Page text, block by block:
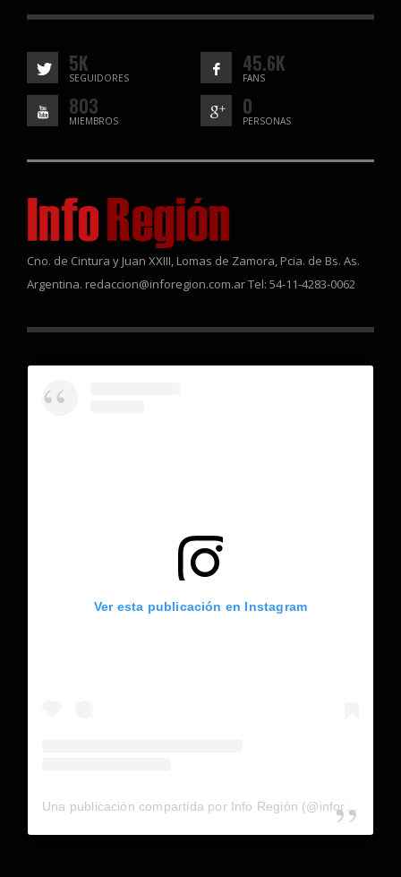
5K
SEGUIDORES
45.6K
FANS
803
MIEMBROS
0
PERSONAS
Cno. de Cintura y Juan XXIII, Lomas de Zamora, Pcia. de Bs. As.
Argentina. redaccion@inforegion.com.ar Tel: 54-11-4283-0062
Ver esta publicación en Instagram
Una publicación compartida por Info Región (@inforegion_redes)